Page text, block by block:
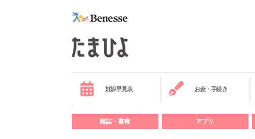
妊娠早見表 お金・手続き
雑誌・書籍 アプリ